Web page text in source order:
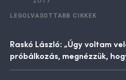
LEGOLVASOTTABB CIKKEK
Raskó László: „Úgy voltam
próbálkozás, megnézzük,